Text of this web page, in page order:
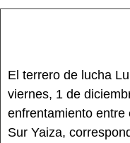
El terrero de lucha
viernes, 1 de
enfrentamiento entre
Sur Yaiza,